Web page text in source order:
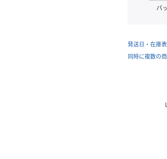
バ
発送日・在庫
同時に複数の